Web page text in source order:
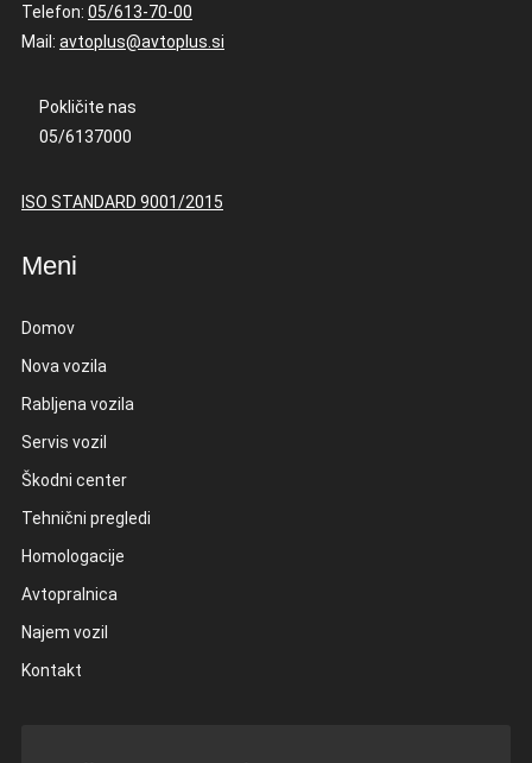
Telefon: 05/613-70-00
Mail: avtoplus@avtoplus.si
Pokličite nas
05/6137000
ISO STANDARD 9001/2015
Meni
Domov
Nova vozila
Rabljena vozila
Servis vozil
Škodni center
Tehnični pregledi
Homologacije
Avtopralnica
Najem vozil
Kontakt